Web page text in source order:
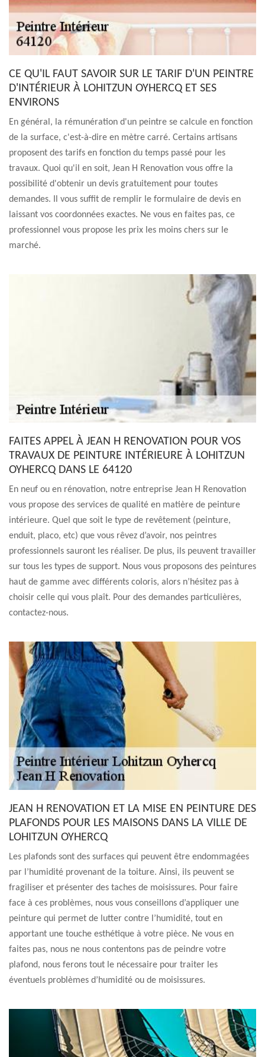
CE QU'IL FAUT SAVOIR SUR LE TARIF D'UN PEINTRE
D'INTÉRIEUR À LOHITZUN OYHERCQ ET SES
ENVIRONS
En général, la rémunération d'un peintre se calcule en fonction
de la surface, c'est-à-dire en mètre carré. Certains artisans
proposent des tarifs en fonction du temps passé pour les
travaux. Quoi qu'il en soit, Jean H Renovation vous offre la
possibilité d'obtenir un devis gratuitement pour toutes
demandes. Il vous suffit de remplir le formulaire de devis en
laissant vos coordonnées exactes. Ne vous en faites pas, ce
professionnel vous propose les prix les moins chers sur le
marché.
FAITES APPEL À JEAN H RENOVATION POUR VOS
TRAVAUX DE PEINTURE INTÉRIEURE À LOHITZUN
OYHERCQ DANS LE 64120
En neuf ou en rénovation, notre entreprise Jean H Renovation
vous propose des services de qualité en matière de peinture
intérieure. Quel que soit le type de revêtement (peinture,
enduit, placo, etc) que vous rêvez d’avoir, nos peintres
professionnels sauront les réaliser. De plus, ils peuvent travailler
sur tous les types de support. Nous vous proposons des peintures
haut de gamme avec différents coloris, alors n’hésitez pas à
choisir celle qui vous plaît. Pour des demandes particulières,
contactez-nous.
JEAN H RENOVATION ET LA MISE EN PEINTURE DES
PLAFONDS POUR LES MAISONS DANS LA VILLE DE
LOHITZUN OYHERCQ
Les plafonds sont des surfaces qui peuvent être endommagées
par l’humidité provenant de la toiture. Ainsi, ils peuvent se
fragiliser et présenter des taches de moisissures. Pour faire
face à ces problèmes, nous vous conseillons d’appliquer une
peinture qui permet de lutter contre l’humidité, tout en
apportant une touche esthétique à votre pièce. Ne vous en
faites pas, nous ne nous contentons pas de peindre votre
plafond, nous ferons tout le nécessaire pour traiter les
éventuels problèmes d’humidité ou de moisissures.